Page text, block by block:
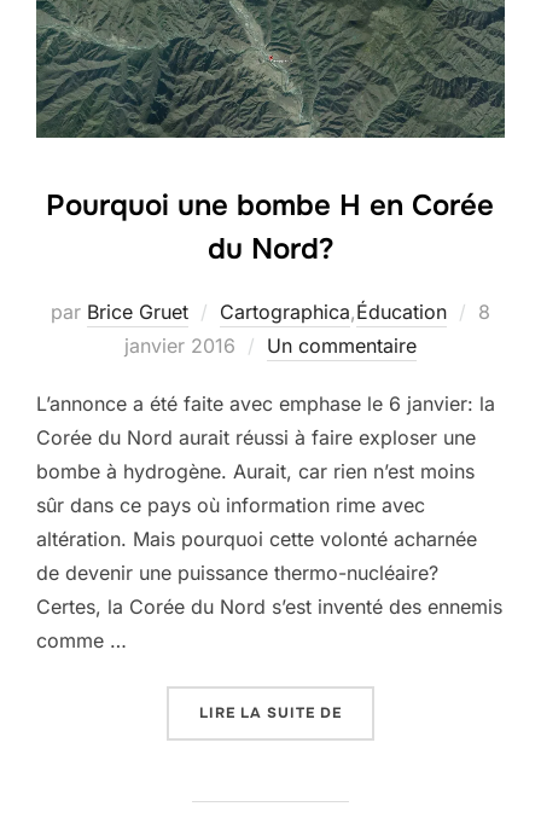
Pourquoi une bombe H en Corée
du Nord?
par Brice Gruet Cartographica,Éducation
Publié
8
janvier 2016
Un commentaire
L’annonce a été faite avec emphase le 6 janvier: la
Corée du Nord aurait réussi à faire exploser une
bombe à hydrogène. Aurait, car rien n’est moins
sûr dans ce pays où information rime avec
altération. Mais pourquoi cette volonté acharnée
de devenir une puissance thermo-nucléaire?
Certes, la Corée du Nord s’est inventé des ennemis
comme …
LIRE LA SUITE DE